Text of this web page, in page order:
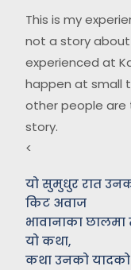
This is my
not a story
experienced at
happen at small
other people are
story.
<
यो सुमुधुर रात
किट अवाज
भावानाका
यो कथा,
कथा उनको यादको